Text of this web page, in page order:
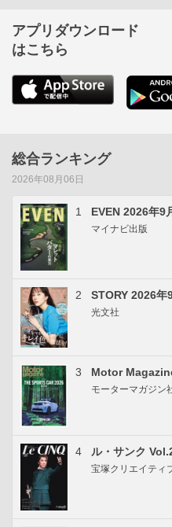
アプリダウンロード
はこちら
総合ランキング
2026年08月06日
1 EVEN 2026年9
マイナビ出版
2 STORY 2026年
光文社
3 Motor
モーターマガジン
4 ル・サンク
宝塚クリエイティ